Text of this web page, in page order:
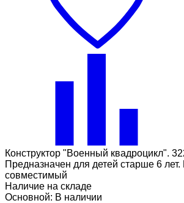
Конструктор "Военный квадроцикл".
Предназначен для детей старше 6 лет.
совместимый
Наличие на складе
Основной: В наличии